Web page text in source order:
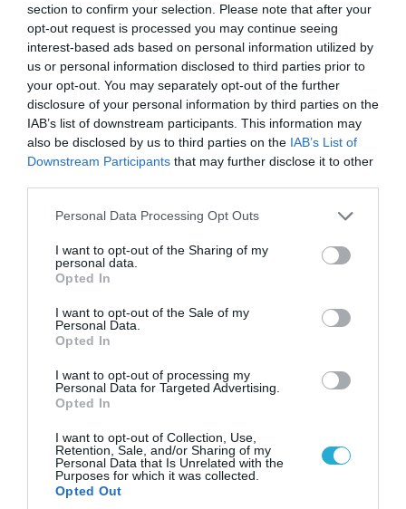
section to confirm your selection. Please note that after your
opt-out request is processed you may continue seeing
interest-based ads based on personal information utilized by
us or personal information disclosed to third parties prior to
your opt-out. You may separately opt-out of the further
disclosure of your personal information by third parties on the
IAB’s list of downstream participants. This information may
also be disclosed by us to third parties on the IAB’s List of
Downstream Participants that may further disclose it to other
Please note that this website/app uses one or more Google
not limited to your visit or usage behaviour. You may click to
grant or deny consent to Google and its third-party tags to
use your data for below specified purposes in below Google
consent section.
Personal Data Processing Opt Outs
I want to opt-out of the Sharing of my
personal data.
Opted In
I want to opt-out of the Sale of my
Personal Data.
Opted In
I want to opt-out of processing my
Personal Data for Targeted Advertising.
Opted In
I want to opt-out of Collection, Use,
Retention, Sale, and/or Sharing of my
Personal Data that Is Unrelated with the
Purposes for which it was collected.
Opted Out
08.08.2026 | 14:02
αμερικανικό πυραυλικό πυροβολικό της: MLRS
και ΑΤΑCMS